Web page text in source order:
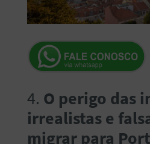
4. O perigo das
irrealistas e
migrar para